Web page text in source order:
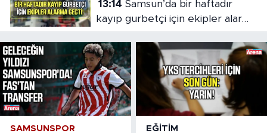
13:14
kayıp gurbetçi için ekipler alarma
geçti
SAMSUNSPOR EĞITIM